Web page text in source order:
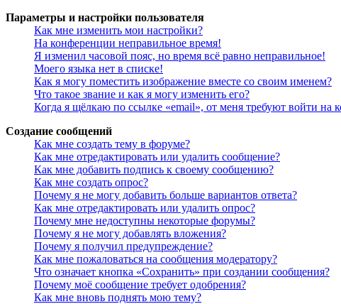
Параметры и настройки пользователя
Как мне изменить мои настройки?
На конференции неправильное время!
Я изменил часовой пояс, но время всё равно неправильное!
Моего языка нет в списке!
Как я могу поместить изображение вместе со своим именем?
Что такое звание и как я могу изменить его?
Когда я щёлкаю по ссылке «email», от меня требуют войти на
Создание сообщений
Как мне создать тему в форуме?
Как мне отредактировать или удалить сообщение?
Как мне добавить подпись к своему сообщению?
Как мне создать опрос?
Почему я не могу добавить больше вариантов ответа?
Как мне отредактировать или удалить опрос?
Почему мне недоступны некоторые форумы?
Почему я не могу добавлять вложения?
Почему я получил предупреждение?
Как мне пожаловаться на сообщения модератору?
Что означает кнопка «Сохранить» при создании сообщения?
Почему моё сообщение требует одобрения?
Как мне вновь поднять мою тему?